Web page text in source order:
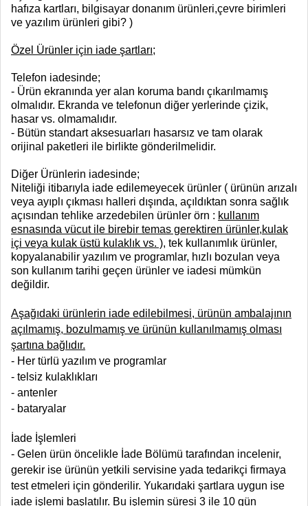
hafıza kartları, bilgisayar donanım ürünleri,çevre birimleri
ve yazılım ürünleri gibi? )
Özel Ürünler için iade şartları;
Telefon iadesinde;
- Ürün ekranında yer alan koruma bandı çıkarılmamış
olmalıdır. Ekranda ve telefonun diğer yerlerinde çizik,
hasar vs. olmamalıdır.
- Bütün standart aksesuarları hasarsız ve tam olarak
orijinal paketleri ile birlikte gönderilmelidir.
Diğer Ürünlerin iadesinde;
Niteliği itibarıyla iade edilemeyecek ürünler ( ürünün arızalı
veya ayıplı çıkması halleri dışında, açıldıktan sonra sağlık
açısından tehlike arzedebilen ürünler örn : kullanım
esnasında vücut ile birebir temas gerektiren ürünler,kulak
içi veya kulak üstü kulaklık vs. ), tek kullanımlık ürünler,
kopyalanabilir yazılım ve programlar, hızlı bozulan veya
son kullanım tarihi geçen ürünler ve iadesi mümkün
değildir.
Aşağıdaki ürünlerin iade edilebilmesi, ürünün ambalajının
açılmamış, bozulmamış ve ürünün kullanılmamış olması
şartına bağlıdır.
- Her türlü yazılım ve programlar
- telsiz kulaklıkları
- antenler
- bataryalar
İade İşlemleri
- Gelen ürün öncelikle İade Bölümü tarafından incelenir,
gerekir ise ürünün yetkili servisine yada tedarikçi firmaya
test etmeleri için gönderilir. Yukarıdaki şartlara uygun ise
iade işlemi başlatılır. Bu işlemin süresi 3 ile 10 gün